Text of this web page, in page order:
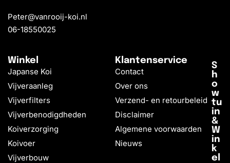
Peter@vanrooij-koi.nl
06-18550025
Winkel
Japanse Koi
Vijveraanleg
Vijverfilters
Vijverbenodigdheden
Koiverzorging
Koivoer
Vijverbouw
Klantenservice
Contact
Over ons
Verzend- en retourbeleid
Disclaimer
Algemene voorwaarden
Nieuws
S
h
o
w
tu
in
&
W
in
k
el